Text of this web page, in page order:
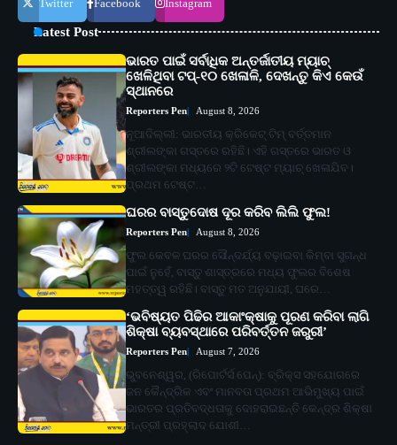
Twitter Facebook Instagram
Latest Post
ଭାରତ ପାଇଁ ସର୍ବାଧିକ ଅନ୍ତର୍ଜାତୀୟ ମ୍ୟାଚ୍
ଖେଳିଥିବା ଟପ୍-୧୦ ଖେଳାଳି, ଦେଖନ୍ତୁ କିଏ କେଉଁ
ସ୍ଥାନରେ
Reporters Pen August 8, 2026
ନୂଆଦିଲ୍ଲୀ: ଭାରତୀୟ କ୍ରିକେଟ୍ ଟିମ୍ ବର୍ତ୍ତମାନ
ଶ୍ରୀଲଙ୍କା ଗସ୍ତରେ ରହିଛି। ଏହି ଗସ୍ତରେ ଭାରତ ଓ
ଶ୍ରୀଲଙ୍କା ମଧ୍ୟରେ ୨ଟି ଟେଷ୍ଟ ମ୍ୟାଚ୍ ଖେଳାଯିବ।
ପ୍ରଥମ ଟେଷ୍ଟ…
ଘରର ବାସ୍ତୁଦୋଷ ଦୂର କରିବ ଲିଲି ଫୁଲ!
Reporters Pen August 8, 2026
ଫୁଲ କେବଳ ଘରର ସୌନ୍ଦର୍ଯ୍ୟ ବଢ଼ାଇବା କିମ୍ବା ସୁଗନ୍ଧ
ପାଇଁ ନୁହେଁ, ବାସ୍ତୁ ଶାସ୍ତ୍ରରେ ମଧ୍ୟ ଫୁଲର ବିଶେଷ
ମହତ୍ତ୍ୱ ରହିଛି। ବାସ୍ତୁ ମତ ଅନୁଯାୟୀ, ଘରେ…
‘ଭବିଷ୍ୟତ ପିଢିର ଆକାଂକ୍ଷାକୁ ପୂରଣ କରିବା ଲାଗି
ଶିକ୍ଷା ବ୍ୟବସ୍ଥାରେ ପରିବର୍ତ୍ତନ ଜରୁରୀ’
Reporters Pen August 7, 2026
ଭୁବନେଶ୍ୱର, (ରିପୋର୍ଟର୍ସ ପେନ୍‌): ବ୍ରିକ୍ସ ସହଯୋଗରେ
ଜନ କୈନ୍ଦ୍ରିକ ଏବଂ ମାନବତା ପ୍ରଥମ ଆଭିମୁଖ୍ୟ ପାଇଁ
ଭାରତର ପ୍ରତିବଦ୍ଧତାକୁ ଦୋହରାଇଛନ୍ତି କେନ୍ଦ୍ର ଶିକ୍ଷା
ମନ୍ତ୍ରୀ ପ୍ରହ୍ଲାଦ ଯୋଶୀ…